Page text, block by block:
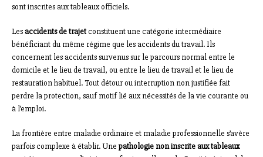
sont inscrites aux tableaux officiels.
Lesaccidents de trajetconstituent une catégorie intermédiaire
bénéficiant du même régime que les accidents du travail. Ils
concernent les accidents survenus sur le parcours normal entre le
domicile et le lieu de travail, ou entre le lieu de travail et le lieu de
restauration habituel. Tout détour ou interruption non justifiée fait
perdre la protection, sauf motif lié aux nécessités de la vie courante ou
à l’emploi.
La frontière entre maladie ordinaire et maladie professionnelle s’avère
parfois complexe à établir. Une pathologie non inscrite aux tableaux